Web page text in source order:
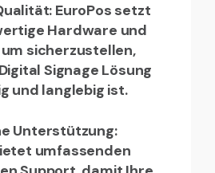
EuroPos setzt
Hardware und
sicherzustellen,
Signage Lösung
und langlebig ist.
Unterstützung:
umfassenden